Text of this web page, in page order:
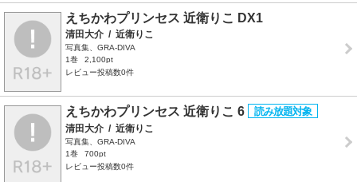
えちかわプリンセス 近衛りこ DX1
清田大介 / 近衛りこ
写真集、GRA-DIVA
1巻
2,100pt
レビュー投稿数0件
えちかわプリンセス 近衛りこ 6
清田大介 / 近衛りこ
写真集、GRA-DIVA
1巻
700pt
レビュー投稿数0件